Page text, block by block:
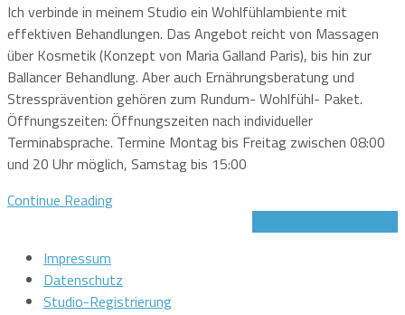
Ich verbinde in meinem Studio ein Wohlfühlambiente mit
effektiven Behandlungen. Das Angebot reicht von Massagen
über Kosmetik (Konzept von Maria Galland Paris), bis hin zur
Ballancer Behandlung. Aber auch Ernährungsberatung und
Stressprävention gehören zum Rundum- Wohlfühl- Paket.
Öffnungszeiten: Öffnungszeiten nach individueller
Terminabsprache. Termine Montag bis Freitag zwischen 08:00
und 20 Uhr möglich, Samstag bis 15:00
Continue Reading
Impressum
Datenschutz
Studio-Registrierung